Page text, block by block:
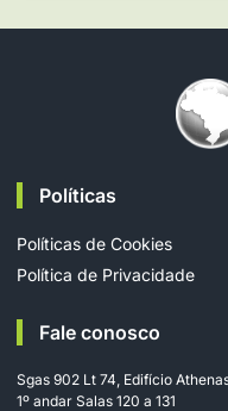
Políticas
Políticas de Cookies
Política de Privacidade
Fale conosco
Sgas 902 Lt 74, Edifício
1º andar Salas 120 a 131